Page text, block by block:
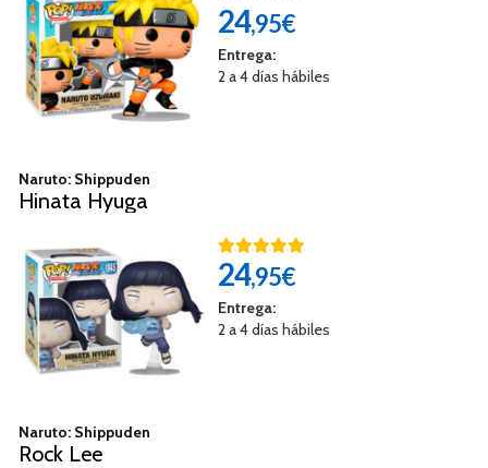
24,95€
Entrega:
2 a 4 días hábiles
Naruto: Shippuden
Hinata Hyuga
24,95€
Entrega:
2 a 4 días hábiles
Naruto: Shippuden
Rock Lee